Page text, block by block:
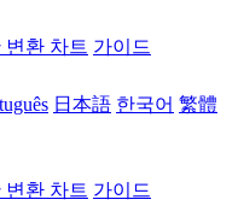
변환 차트 가이드
日本語 한국어 繁體
변환 차트 가이드